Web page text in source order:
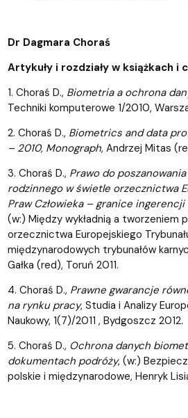
Dr Dagmara Choraś
Artykuły i rozdziały w książkach i
1. Choraś D., Biometria a ochrona
Techniki komputerowe 1/2010,
2. Choraś D., Biometrics and data
– 2010, Monograph, Andrzej Mitas
3. Choraś D., Prawo do
rodzinnego w świetle orzecznictwa
Praw Człowieka – granice
(w:) Między wykładnią a tworzeniem
orzecznictwa Europejskiego
międzynarodowych trybunałów
Gałka (red), Toruń 2011.
4. Choraś D., Prawne gwarancje
na rynku pracy, Studia i Analizy
Naukowy, 1(7)/2011 , Bydgoszcz 2012.
5. Choraś D., Ochrona danych
dokumentach podróży, (w:)
polskie i międzynarodowe, Henryk